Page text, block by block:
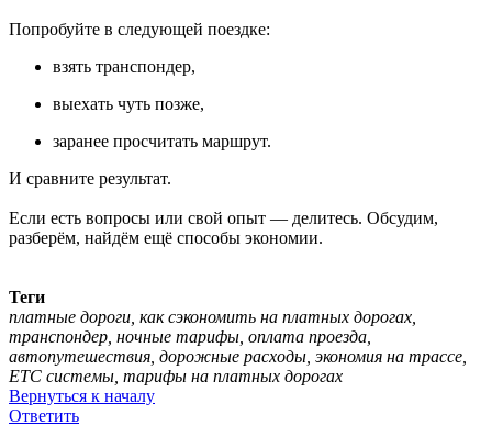
Попробуйте в следующей поездке:
взять транспондер,
выехать чуть позже,
заранее просчитать маршрут.
И сравните результат.
Если есть вопросы или свой опыт — делитесь. Обсудим,
разберём, найдём ещё способы экономии.
Теги
платные дороги, как сэкономить на платных дорогах,
транспондер, ночные тарифы, оплата проезда,
автопутешествия, дорожные расходы, экономия на трассе,
ETC системы, тарифы на платных дорогах
Вернуться к началу
Ответить